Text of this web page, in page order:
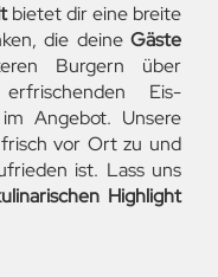
bietet dir eine breite
die deine Gäste
Burgern über
Eis-
Angebot. Unsere
vor Ort zu und
ist. Lass uns
Highlight